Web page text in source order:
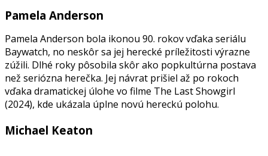
Pamela Anderson
Pamela Anderson bola ikonou 90. rokov vďaka seriálu
Baywatch, no neskôr sa jej herecké príležitosti výrazne
zúžili. Dlhé roky pôsobila skôr ako popkultúrna postava
než seriózna herečka. Jej návrat prišiel až po rokoch
vďaka dramatickej úlohe vo filme The Last Showgirl
(2024), kde ukázala úplne novú hereckú polohu.
Michael Keaton